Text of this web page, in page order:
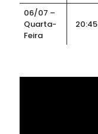
06/07 –
Quarta-
Feira
20:45